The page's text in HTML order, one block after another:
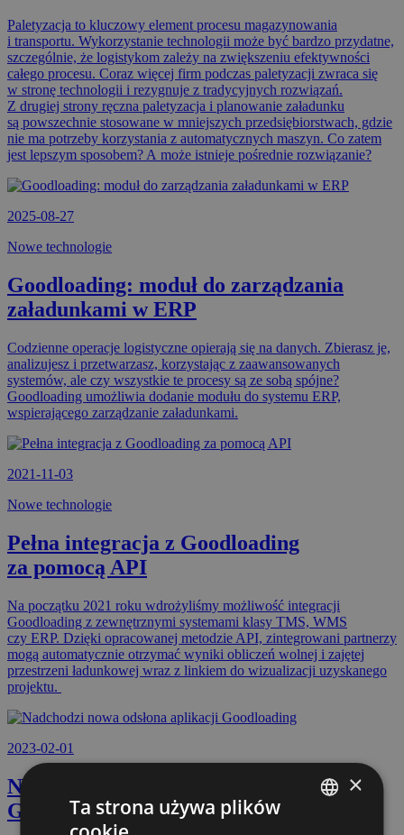
Paletyzacja to kluczowy element procesu magazynowania
i transportu. Wykorzystanie technologii może być bardzo przydatne,
szczególnie, że logistykom zależy na zwiększeniu efektywności
całego procesu. Coraz więcej firm podczas paletyzacji zwraca się
w stronę technologii i rezygnuje z tradycyjnych rozwiązań.
Z drugiej strony ręczna paletyzacja i planowanie załadunku
są powszechnie stosowane w mniejszych przedsiębiorstwach, gdzie
nie ma potrzeby korzystania z automatycznych maszyn. Co zatem
jest lepszym sposobem? A może istnieje pośrednie rozwiązanie?
2025-08-27
Nowe technologie
Goodloading: moduł do zarządzania
załadunkami w ERP
Codzienne operacje logistyczne opierają się na danych. Zbierasz je,
analizujesz i przetwarzasz, korzystając z zaawansowanych
systemów, ale czy wszystkie te procesy są ze sobą spójne?
Goodloading umożliwia dodanie modułu do systemu ERP,
wspierającego zarządzanie załadunkami.
2021-11-03
Nowe technologie
Pełna integracja z Goodloading
za pomocą API
Na początku 2021 roku wdrożyliśmy możliwość integracji
Goodloading z zewnętrznymi systemami klasy TMS, WMS
czy ERP. Dzięki opracowanej metodzie API, zintegrowani partnerzy
mogą automatycznie otrzymać wyniki obliczeń wolnej i zajętej
przestrzeni ładunkowej wraz z linkiem do wizualizacji uzyskanego
projektu.
2023-02-01
Nadchodzi nowa odsłona aplikacji
Goodloading
×
Ta strona używa plików